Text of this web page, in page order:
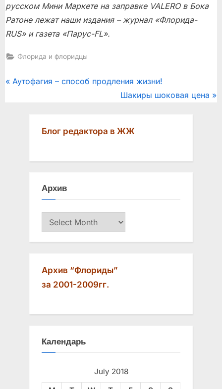
русском Мини Маркете на заправке VALERO в Бока
Ратоне лежат наши издания – журнал «Флорида-
RUS» и газета «Парус-FL».
Флорида и флоридцы
Post
P
Аутофагия – способ продления жизни!
N
t
o
Шакиры шоковая цена
Блог редактора в ЖЖ
Архив
Архив
Архив “Флориды”
за 2001-2009гг.
Календарь
July 2018